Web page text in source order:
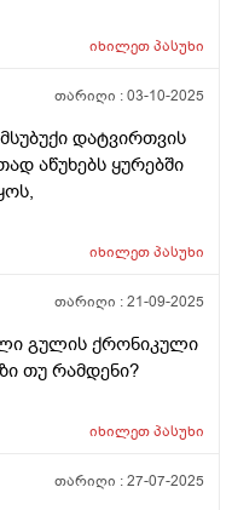
იხილეთპასუხი
თარიღი :03-10-2025
დატვირთვის
აწუხებს ყურებში
იხილეთპასუხი
თარიღი :21-09-2025
გულის ქრონიკული
თუ რამდენი?
იხილეთპასუხი
თარიღი :27-07-2025